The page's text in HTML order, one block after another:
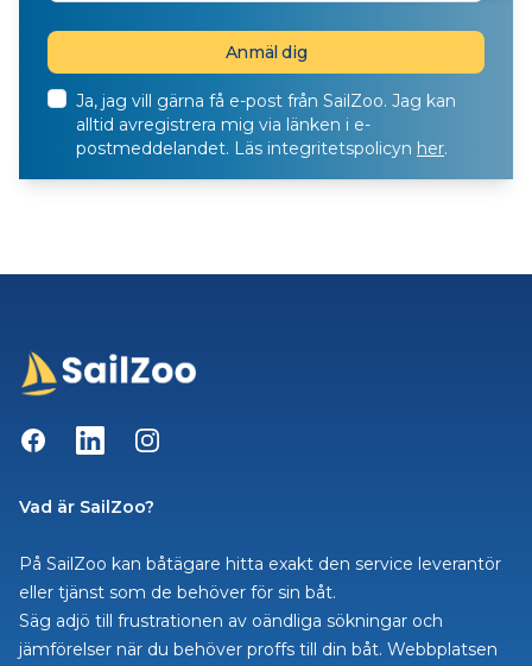
Ja, jag vill gärna få e-post från SailZoo. Jag kan
alltid avregistrera mig via länken i e-
postmeddelandet. Läs integritetspolicyn her.
FacebookLinkedInInstagram
Vad är SailZoo?
På SailZoo kan båtägare hitta exakt den service leverantör
eller tjänst som de behöver för sin båt.
Säg adjö till frustrationen av oändliga sökningar och
jämförelser när du behöver proffs till din båt. Webbplatsen